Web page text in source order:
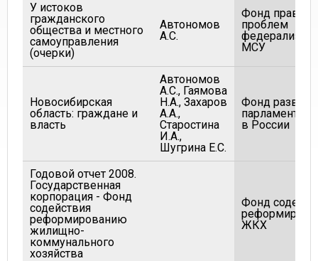
У истоков
гражданского
общества и местного
самоуправления
(очерки)
Автономов
А.С.
Фонд
проблем
федерализма
МСУ
Новосибирская
область: граждане и
власть
Автономов
А.С., Гаямова
Н.А., Захаров
А.А.,
Старостина
И.А.,
Шугрина Е.С.
Фонд
в России
Годовой отчет 2008.
Государственная
корпорация - Фонд
содействия
реформированию
жилищно-
коммунального
хозяйства
Фонд
ЖКХ